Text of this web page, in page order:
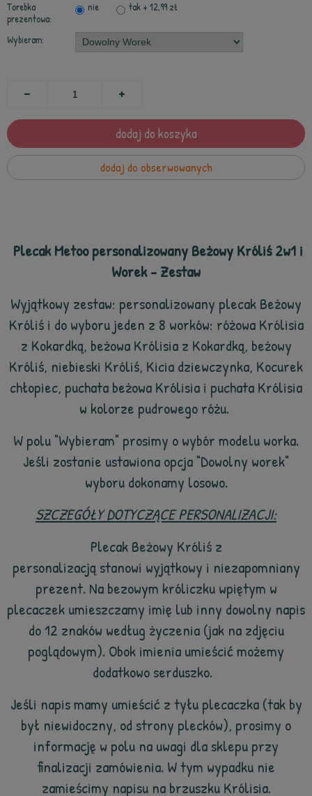
Torebka
prezentowa:
nie tak+ 12,99 zł
Wybieram:
dodaj do koszyka
dodaj do obserwowanych
Plecak Metoo personalizowany Beżowy Króliś 2w1 i
Worek - Zestaw
Wyjątkowy zestaw: personalizowany plecak Beżowy
Króliś i do wyboru jeden z 8 worków: różowa Królisia
z Kokardką, beżowa Królisia z Kokardką, beżowy
Króliś, niebieski Króliś, Kicia dziewczynka, Kocurek
chłopiec, puchata beżowa Królisia i puchata Królisia
w kolorze pudrowego różu.
W polu "Wybieram" prosimy o wybór modelu worka.
Jeśli zostanie ustawiona opcja "Dowolny worek"
wyboru dokonamy losowo.
SZCZEGÓŁY DOTYCZĄCE PERSONALIZACJI:
Plecak Beżowy Króliś z
personalizacją stanowi wyjątkowy i niezapomniany
prezent. Na bezowym króliczku wpiętym w
plecaczek umieszczamy imię lub inny dowolny napis
do 12 znaków według życzenia (jak na zdjęciu
poglądowym). Obok imienia umieścić możemy
dodatkowo serduszko.
Jeśli napis mamy umieścić z tyłu plecaczka (tak by
był niewidoczny, od strony plecków), prosimy o
informację w polu na uwagi dla sklepu przy
finalizacji zamówienia. W tym wypadku nie
zamieścimy napisu na brzuszku Królisia.